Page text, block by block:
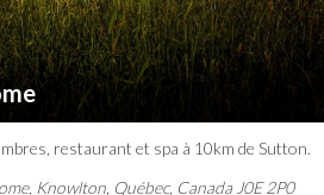
restaurant et spa à 10km de Sutton.
, Knowlton, Québec, CanadaJ0E 2P0